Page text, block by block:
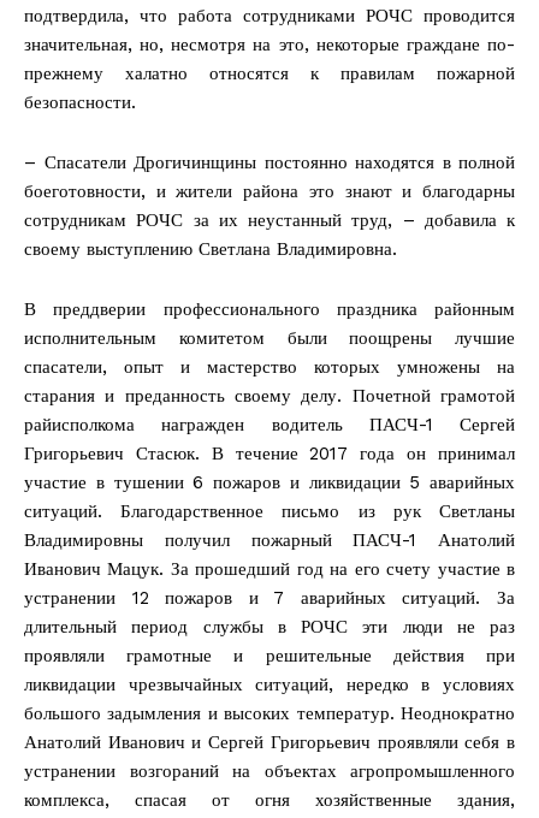
подтвердила, что работа сотрудниками РОЧС проводится
значительная, но, несмотря на это, некоторые граждане по-
прежнему халатно относятся к правилам пожарной
безопасности.
– Спасатели Дрогичинщины постоянно находятся в полной
боеготовности, и жители района это знают и благодарны
сотрудникам РОЧС за их неустанный труд, – добавила к
своему выступлению Светлана Владимировна.
В преддверии профессионального праздника районным
исполнительным комитетом были поощрены лучшие
спасатели, опыт и мастерство которых умножены на
старания и преданность своему делу. Почетной грамотой
райисполкома награжден водитель ПАСЧ-1 Сергей
Григорьевич Стасюк. В течение 2017 года он принимал
участие в тушении 6 пожаров и ликвидации 5 аварийных
ситуаций. Благодарственное письмо из рук Светланы
Владимировны получил пожарный ПАСЧ-1 Анатолий
Иванович Мацук. За прошедший год на его счету участие в
устранении 12 пожаров и 7 аварийных ситуаций. За
длительный период службы в РОЧС эти люди не раз
проявляли грамотные и решительные действия при
ликвидации чрезвычайных ситуаций, нередко в условиях
большого задымления и высоких температур. Неоднократно
Анатолий Иванович и Сергей Григорьевич проявляли себя в
устранении возгораний на объектах агропромышленного
комплекса, спасая от огня хозяйственные здания,